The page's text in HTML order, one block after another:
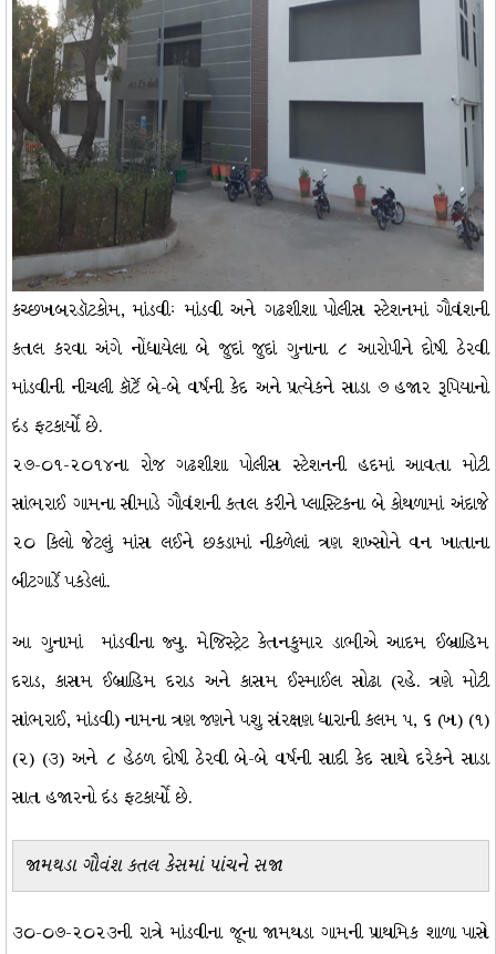
કચ્છખબરડૉટકોમ, માંડવીઃ માંડવી અને ગઢશીશા પોલીસ સ્ટેશનમાં ગૌવંશની
કતલ કરવા અંગે નોંધાયેલા બે જુદાં જુદાં ગુનાના ૮ આરોપીને દોષી ઠેરવી
માંડવીની નીચલી કૉર્ટે બે-બે વર્ષની કેદ અને પ્રત્યેકને સાડા ૭ હજાર રૂપિયાનો
દંડ ફટકાર્યો છે.
૨૭-૦૧-૨૦૧૪ના રોજ ગઢશીશા પોલીસ સ્ટેશનની હદમાં આવતા મોટી
સાંભરાઈ ગામના સીમાડે ગૌવંશની કતલ કરીને પ્લાસ્ટિકના બે કોથળામાં અંદાજે
૨૦ કિલો જેટલું માંસ લઈને છકડામાં નીકળેલાં ત્રણ શખ્સોને વન ખાતાના
બીટગાર્ડે પકડેલાં.
આ ગુનામાં માંડવીના જ્યુ. મેજિસ્ટ્રેટ કેતનકુમાર ડાભીએ આદમ ઈબ્રાહિમ
દરાડ, કાસમ ઈબ્રાહિમ દરાડ અને કાસમ ઈસ્માઈલ સોઢા (રહે. ત્રણે મોટી
સાંભરાઈ, માંડવી) નામના ત્રણ જણને પશુ સંરક્ષણ ધારાની કલમ ૫, ૬ (ખ) (૧)
(૨) (૩) અને ૮ હેઠળ દોષી ઠેરવી બે-બે વર્ષની સાદી કેદ સાથે દરેકને સાડા
સાત હજારનો દંડ ફટકાર્યો છે.
જામથડા ગૌવંશ કતલ કેસમાં પાંચને સજા
૩૦-૦૭-૨૦૨૩ની રાત્રે માંડવીના જૂના જામથડા ગામની પ્રાથમિક શાળા પાસે